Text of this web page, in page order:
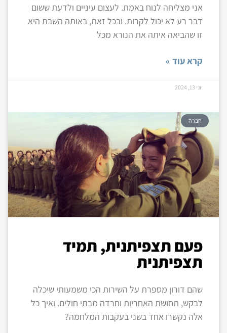
אני מצליחה לנוח באמת. לעצום עיניים ולדעת ששום
דבר רע לא יכול לקרות. ובכל זאת, באותה השבת היא
זו שהביאה איתה את הנורא מכל
קרא עוד »
יוני 13, 2024
חברה
פעם תצפיתנית, תמיד
תצפיתנית
שהם דורון מספרת על השירות הכי משמעותי שיכלה
לבקש, תחושת האחריות וחרדה מבתי חולים. ואיך כל
אלה נקשרו אחד בשני בעקבות המלחמה?